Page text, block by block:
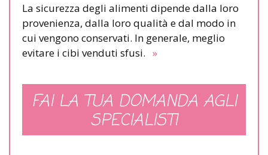
La sicurezza degli alimenti dipende dalla loro
provenienza, dalla loro qualità e dal modo in
cui vengono conservati. In generale, meglio
evitare i cibi venduti sfusi. »
FAI LA TUA DOMANDA AGLI
SPECIALISTI